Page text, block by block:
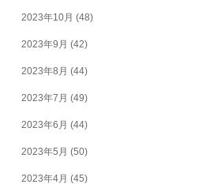
2023年10月 (48)
2023年9月 (42)
2023年8月 (44)
2023年7月 (49)
2023年6月 (44)
2023年5月 (50)
2023年4月 (45)